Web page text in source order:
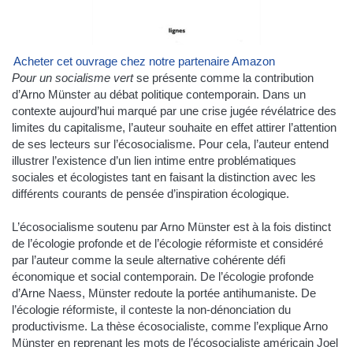
Acheter cet ouvrage chez notre partenaire Amazon
Pour un socialisme vertse présente comme la contribution
d’Arno Münster au débat politique contemporain. Dans un
contexte aujourd’hui marqué par une crise jugée révélatrice des
limites du capitalisme, l’auteur souhaite en effet attirer l’attention
de ses lecteurs sur l’écosocialisme. Pour cela, l’auteur entend
illustrer l’existence d’un lien intime entre problématiques
sociales et écologistes tant en faisant la distinction avec les
différents courants de pensée d’inspiration écologique.
L’écosocialisme soutenu par Arno Münster est à la fois distinct
de l’écologie profonde et de l’écologie réformiste et considéré
par l’auteur comme la seule alternative cohérente défi
économique et social contemporain. De l’écologie profonde
d’Arne Naess, Münster redoute la portée antihumaniste. De
l’écologie réformiste, il conteste la non-dénonciation du
productivisme. La thèse écosocialiste, comme l’explique Arno
Münster en reprenant les mots de l’écosocialiste américain Joel